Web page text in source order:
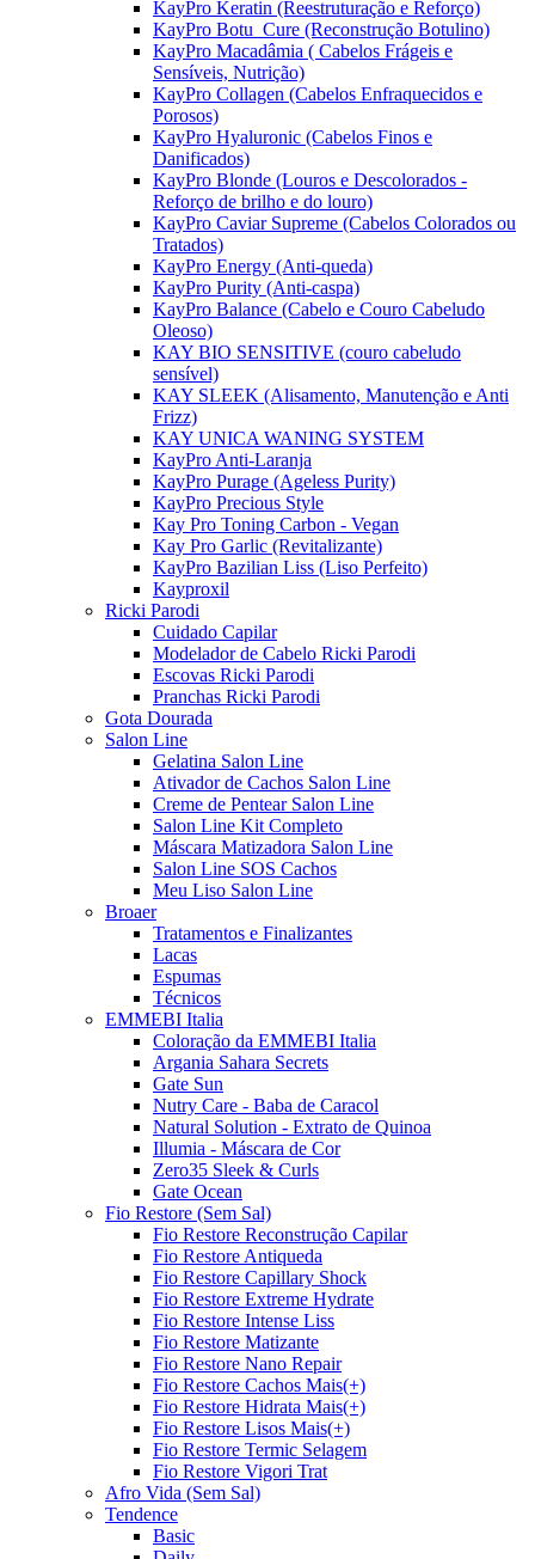
KayPro Keratin (Reestruturação e Reforço)
KayPro Botu_Cure (Reconstrução Botulino)
KayPro Macadâmia ( Cabelos Frágeis e
Sensíveis, Nutrição)
KayPro Collagen (Cabelos Enfraquecidos e
Porosos)
KayPro Hyaluronic (Cabelos Finos e
Danificados)
KayPro Blonde (Louros e Descolorados -
Reforço de brilho e do louro)
KayPro Caviar Supreme (Cabelos Colorados ou
Tratados)
KayPro Energy (Anti-queda)
KayPro Purity (Anti-caspa)
KayPro Balance (Cabelo e Couro Cabeludo
Oleoso)
KAY BIO SENSITIVE (couro cabeludo
sensível)
KAY SLEEK (Alisamento, Manutenção e Anti
Frizz)
KAY UNICA WANING SYSTEM
KayPro Anti-Laranja
KayPro Purage (Ageless Purity)
KayPro Precious Style
Kay Pro Toning Carbon - Vegan
Kay Pro Garlic (Revitalizante)
KayPro Bazilian Liss (Liso Perfeito)
Kayproxil
Ricki Parodi
Cuidado Capilar
Modelador de Cabelo Ricki Parodi
Escovas Ricki Parodi
Pranchas Ricki Parodi
Gota Dourada
Salon Line
Gelatina Salon Line
Ativador de Cachos Salon Line
Creme de Pentear Salon Line
Salon Line Kit Completo
Máscara Matizadora Salon Line
Salon Line SOS Cachos
Meu Liso Salon Line
Broaer
Tratamentos e Finalizantes
Lacas
Espumas
Técnicos
EMMEBI Italia
Coloração da EMMEBI Italia
Argania Sahara Secrets
Gate Sun
Nutry Care - Baba de Caracol
Natural Solution - Extrato de Quinoa
Illumia - Máscara de Cor
Zero35 Sleek & Curls
Gate Ocean
Fio Restore (Sem Sal)
Fio Restore Reconstrução Capilar
Fio Restore Antiqueda
Fio Restore Capillary Shock
Fio Restore Extreme Hydrate
Fio Restore Intense Liss
Fio Restore Matizante
Fio Restore Nano Repair
Fio Restore Cachos Mais(+)
Fio Restore Hidrata Mais(+)
Fio Restore Lisos Mais(+)
Fio Restore Termic Selagem
Fio Restore Vigori Trat
Afro Vida (Sem Sal)
Tendence
Basic